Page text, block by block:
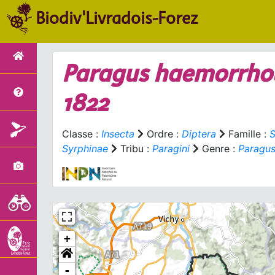
Biodiv'Livradois-Forez
Paragus
1822
Classe : Insecta Ordre : Diptera Famille :
Syrphinae
Tribu : Paragini Genre : Paragus
+
-